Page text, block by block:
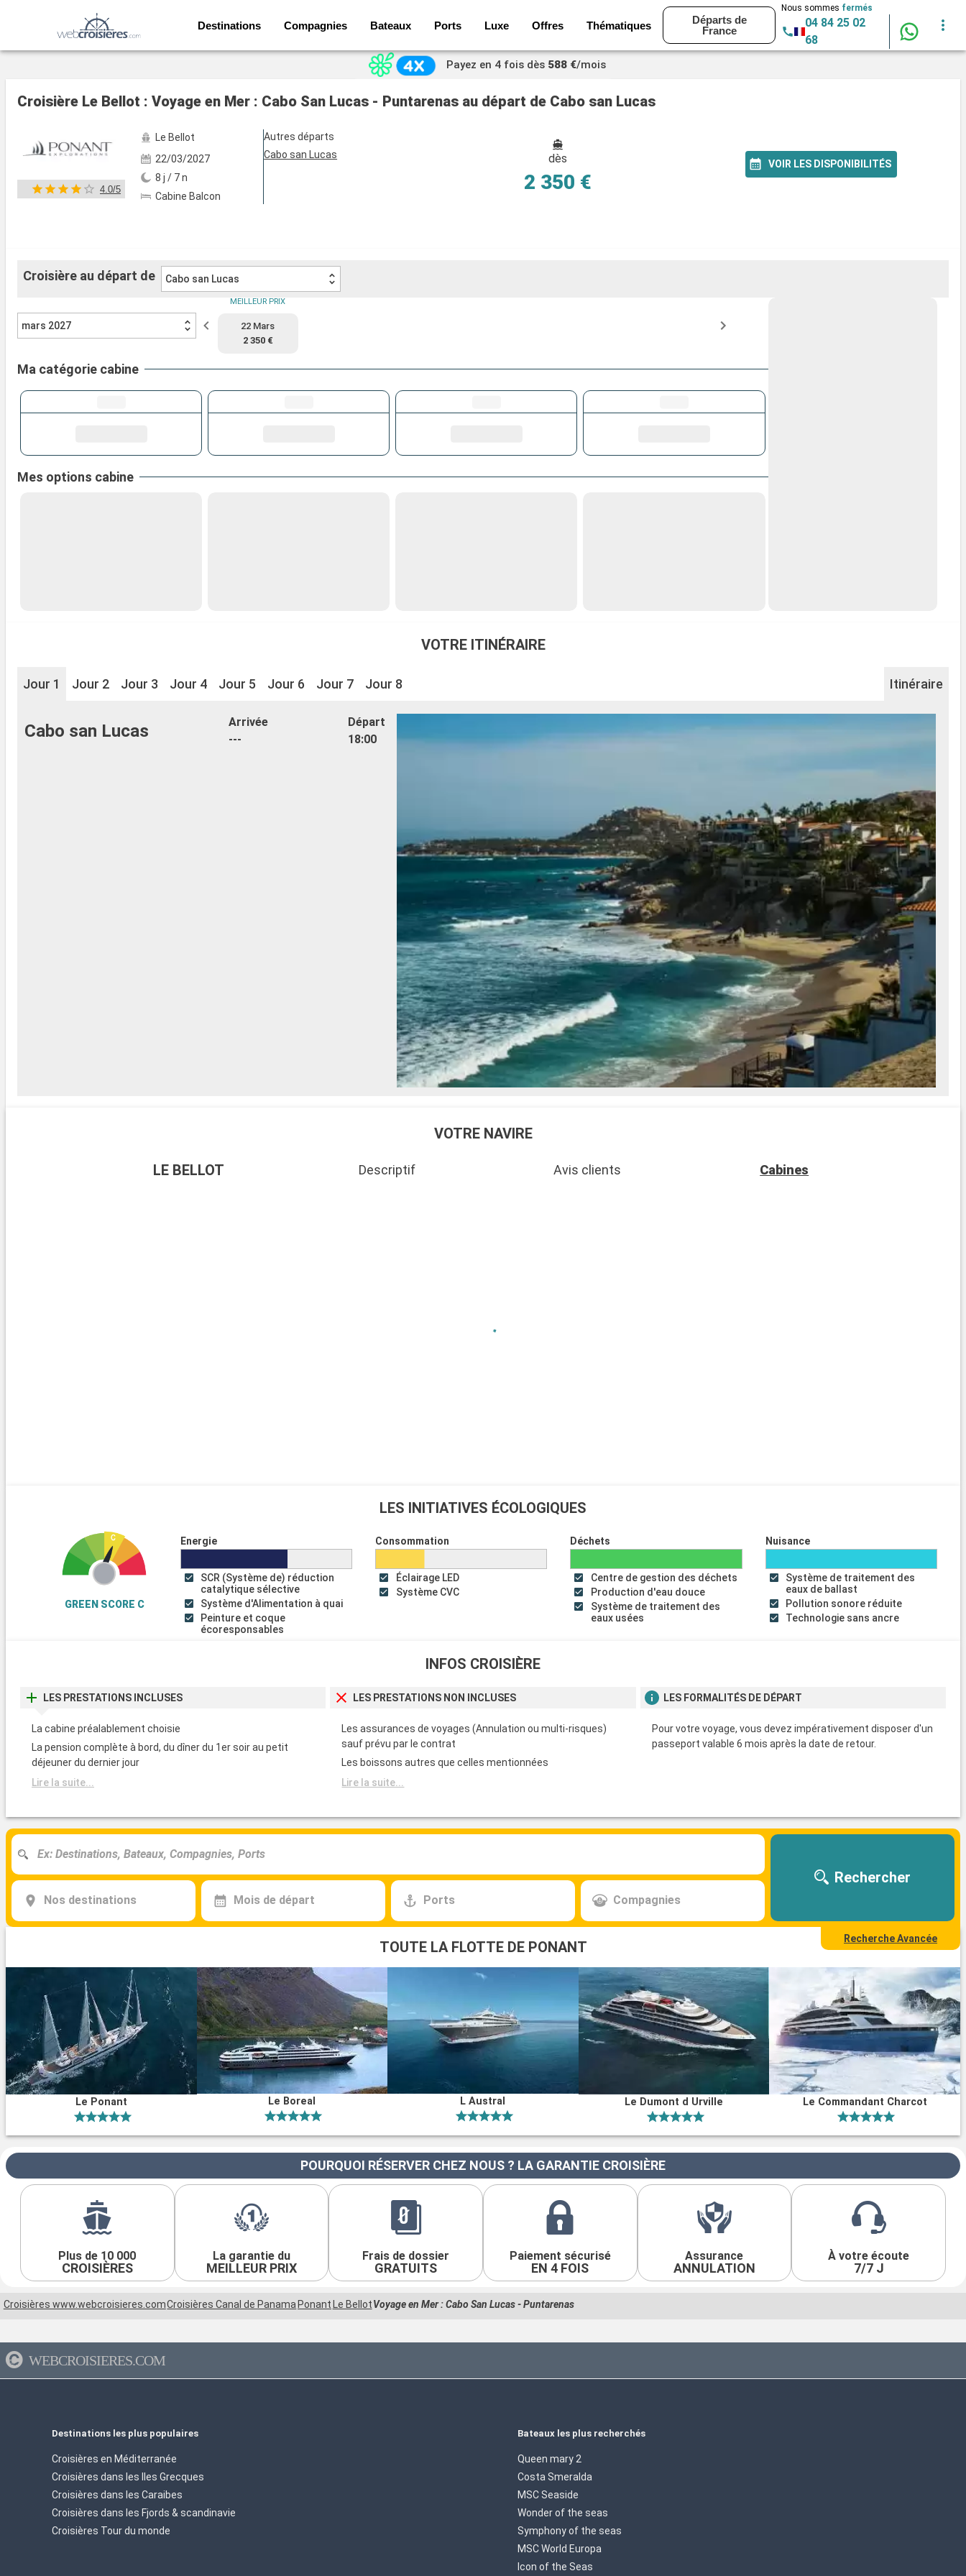
Destinations Compagnies Bateaux Ports Luxe Offres Thématiques
Départs de
France
Nous sommes fermés
04 84 25 02
68
Voir les 78 autres photos
Payez en 4 fois dès 588 €/mois
Croisière Le Bellot : Voyage en Mer : Cabo San Lucas - Puntarenas au départ de Cabo san Lucas
4.0/5
Le Bellot
22/03/2027
8 j / 7 n
Cabine Balcon
Autres départs
Cabo san Lucas
dès
2 350 €
VOIR LES DISPONIBILITÉS
Croisière au départ de Cabo san Lucas
mars 2027
MEILLEUR PRIX
22 Mars
2 350 €
Ma catégorie cabine
Mes options cabine
VOTRE ITINÉRAIRE
Jour 1 Jour 2 Jour 3 Jour 4 Jour 5 Jour 6 Jour 7 Jour 8 Itinéraire
Cabo san Lucas
Arrivée
---
Départ
18:00
VOTRE NAVIRE
LE BELLOT Descriptif Avis clients Cabines
LES INITIATIVES ÉCOLOGIQUES
GREEN SCORE C
Energie
SCR (Système de) réduction
catalytique sélective
Système d'Alimentation à quai
Peinture et coque
écoresponsables
Consommation
Éclairage LED
Système CVC
Déchets
Centre de gestion des déchets
Production d'eau douce
Système de traitement des
eaux usées
Nuisance
Système de traitement des
eaux de ballast
Pollution sonore réduite
Technologie sans ancre
INFOS CROISIÈRE
LES PRESTATIONS INCLUSES
La cabine préalablement choisie
La pension complète à bord, du dîner du 1er soir au petit
déjeuner du dernier jour
Lire la suite...
LES PRESTATIONS NON INCLUSES
Les assurances de voyages (Annulation ou multi-risques)
sauf prévu par le contrat
Les boissons autres que celles mentionnées
Lire la suite...
LES FORMALITÉS DE DÉPART
Pour votre voyage, vous devez impérativement disposer d'un
passeport valable 6 mois après la date de retour.
Nos destinations Mois de départ Ports Compagnies
Rechercher
Recherche Avancée
TOUTE LA FLOTTE DE PONANT
Le Ponant Le Boreal L Austral Le Dumont d Urville Le Commandant Charcot
POURQUOI RÉSERVER CHEZ NOUS ? LA GARANTIE CROISIÈRE
Plus de 10 000
CROISIÈRES
La garantie du
MEILLEUR PRIX
Frais de dossier
GRATUITS
Paiement sécurisé
EN 4 FOIS
Assurance
ANNULATION
À votre écoute
7/7 J
Croisières www.webcroisieres.comCroisières Canal de Panama Ponant Le BellotVoyage en Mer : Cabo San Lucas - Puntarenas
WEBCROISIERES.COM
Destinations les plus populaires
Croisières en Méditerranée
Croisières dans les Iles Grecques
Croisières dans les Caraibes
Croisières dans les Fjords & scandinavie
Croisières Tour du monde
Bateaux les plus recherchés
Queen mary 2
Costa Smeralda
MSC Seaside
Wonder of the seas
Symphony of the seas
MSC World Europa
Icon of the Seas